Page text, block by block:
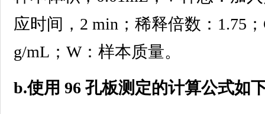
应时间，2 min；稀释倍数：1.75
g/mL；W：样本质量。
b.使用 96 孔板测定的计算公式如